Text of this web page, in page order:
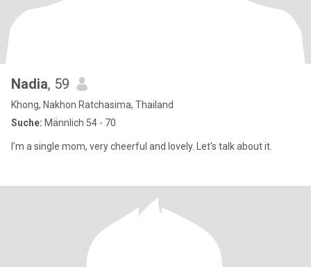
Nadia, 59
Khong, Nakhon Ratchasima, Thailand
Suche: Männlich 54 - 70
I'm a single mom, very cheerful and lovely. Let's talk about it.